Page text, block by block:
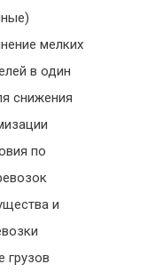
мелких
в один
снижения
по
и
грузов